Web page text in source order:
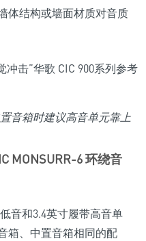
体结构或墙面材质对音质
音箱时建议高音单元靠上
MONSURR-6 环绕音
音和3.4英寸履带高音单
箱、中置音箱相同的配